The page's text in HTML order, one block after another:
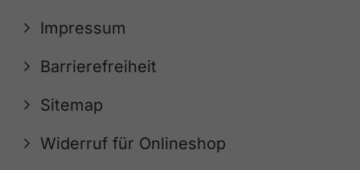
Impressum
Barrierefreiheit
Sitemap
Widerruf für Onlineshop